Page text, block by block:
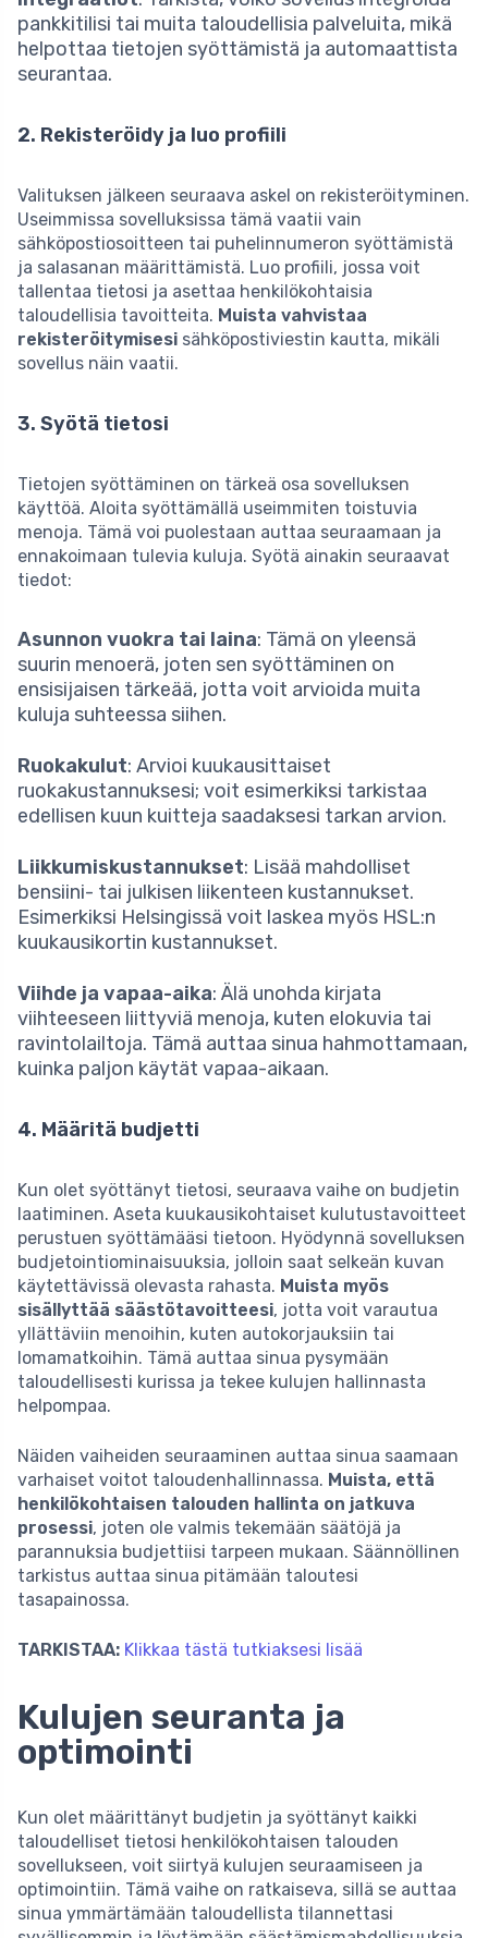
pankkitilisi tai muita taloudellisia palveluita, mikä
helpottaa tietojen syöttämistä ja automaattista
seurantaa.
2. Rekisteröidy ja luo profiili
Valituksen jälkeen seuraava askel on rekisteröityminen.
Useimmissa sovelluksissa tämä vaatii vain
sähköpostiosoitteen tai puhelinnumeron syöttämistä
ja salasanan määrittämistä. Luo profiili, jossa voit
tallentaa tietosi ja asettaa henkilökohtaisia
taloudellisia tavoitteita. Muista vahvistaa
rekisteröitymisesi sähköpostiviestin kautta, mikäli
sovellus näin vaatii.
3. Syötä tietosi
Tietojen syöttäminen on tärkeä osa sovelluksen
käyttöä. Aloita syöttämällä useimmiten toistuvia
menoja. Tämä voi puolestaan auttaa seuraamaan ja
ennakoimaan tulevia kuluja. Syötä ainakin seuraavat
tiedot:
Asunnon vuokra tai laina: Tämä on yleensä
suurin menoerä, joten sen syöttäminen on
ensisijaisen tärkeää, jotta voit arvioida muita
kuluja suhteessa siihen.
Ruokakulut: Arvioi kuukausittaiset
ruokakustannuksesi; voit esimerkiksi tarkistaa
edellisen kuun kuitteja saadaksesi tarkan arvion.
Liikkumiskustannukset: Lisää mahdolliset
bensiini- tai julkisen liikenteen kustannukset.
Esimerkiksi Helsingissä voit laskea myös HSL:n
kuukausikortin kustannukset.
Viihde ja vapaa-aika: Älä unohda kirjata
viihteeseen liittyviä menoja, kuten elokuvia tai
ravintolailtoja. Tämä auttaa sinua hahmottamaan,
kuinka paljon käytät vapaa-aikaan.
4. Määritä budjetti
Kun olet syöttänyt tietosi, seuraava vaihe on budjetin
laatiminen. Aseta kuukausikohtaiset kulutustavoitteet
perustuen syöttämääsi tietoon. Hyödynnä sovelluksen
budjetointiominaisuuksia, jolloin saat selkeän kuvan
käytettävissä olevasta rahasta. Muista myös
sisällyttää säästötavoitteesi, jotta voit varautua
yllättäviin menoihin, kuten autokorjauksiin tai
lomamatkoihin. Tämä auttaa sinua pysymään
taloudellisesti kurissa ja tekee kulujen hallinnasta
helpompaa.
Näiden vaiheiden seuraaminen auttaa sinua saamaan
varhaiset voitot taloudenhallinnassa. Muista, että
henkilökohtaisen talouden hallinta on jatkuva
prosessi, joten ole valmis tekemään säätöjä ja
parannuksia budjettiisi tarpeen mukaan. Säännöllinen
tarkistus auttaa sinua pitämään taloutesi
tasapainossa.
TARKISTAA: Klikkaa tästä tutkiaksesi lisää
Kulujen seuranta ja
optimointi
Kun olet määrittänyt budjetin ja syöttänyt kaikki
taloudelliset tietosi henkilökohtaisen talouden
sovellukseen, voit siirtyä kulujen seuraamiseen ja
optimointiin. Tämä vaihe on ratkaiseva, sillä se auttaa
sinua ymmärtämään taloudellista tilannettasi